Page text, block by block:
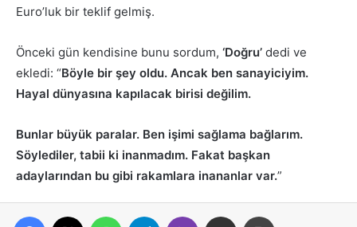
Euro’luk bir teklif gelmiş.
Önceki gün kendisine bunu sordum, ‘Doğru’ dedi ve
ekledi: “Böyle bir şey oldu. Ancak ben sanayiciyim.
Hayal dünyasına kapılacak birisi değilim.
Bunlar büyük paralar. Ben işimi sağlama bağlarım.
Söylediler, tabii ki inanmadım. Fakat başkan
adaylarından bu gibi rakamlara inananlar var.”
Facebook WhatsAppTelegram Viber E-posta ile paylaş